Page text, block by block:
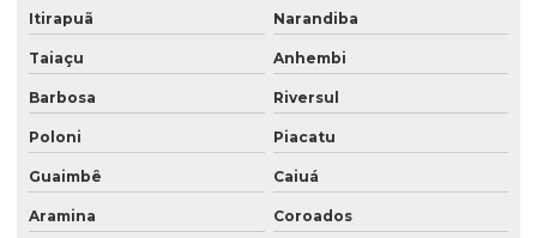
Itirapuã Narandiba
Taiaçu Anhembi
Barbosa Riversul
Poloni Piacatu
Guaimbê Caiuá
Aramina Coroados